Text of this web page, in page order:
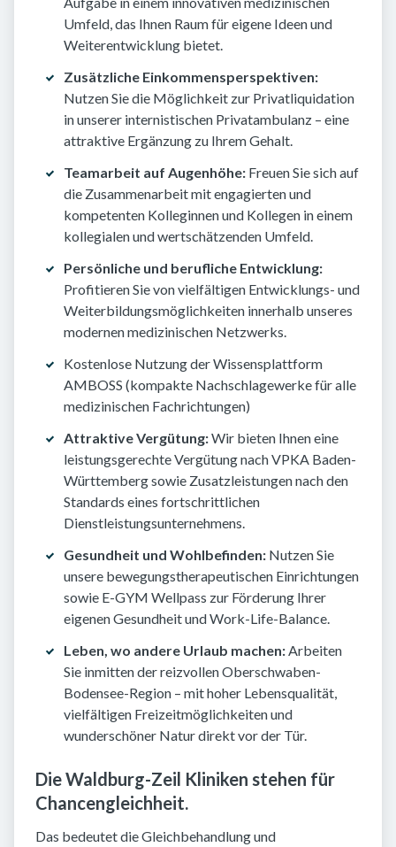
Umfeld, das Ihnen Raum für eigene Ideen und
Weiterentwicklung bietet.
Zusätzliche Einkommensperspektiven:
Nutzen Sie die Möglichkeit zur Privatliquidation
in unserer internistischen Privatambulanz – eine
attraktive Ergänzung zu Ihrem Gehalt.
Teamarbeit auf Augenhöhe: Freuen Sie sich auf
die Zusammenarbeit mit engagierten und
kompetenten Kolleginnen und Kollegen in einem
kollegialen und wertschätzenden Umfeld.
Persönliche und berufliche Entwicklung:
Profitieren Sie von vielfältigen Entwicklungs- und
Weiterbildungsmöglichkeiten innerhalb unseres
modernen medizinischen Netzwerks.
Kostenlose Nutzung der Wissensplattform
AMBOSS (kompakte Nachschlagewerke für alle
medizinischen Fachrichtungen)
Attraktive Vergütung:Wir bieten Ihnen eine
leistungsgerechte Vergütung nach VPKA Baden-
Württemberg sowie Zusatzleistungen nach den
Standards eines fortschrittlichen
Dienstleistungsunternehmens.
Gesundheit und Wohlbefinden: Nutzen Sie
unsere bewegungstherapeutischen Einrichtungen
sowie E-GYM Wellpass zur Förderung Ihrer
eigenen Gesundheit und Work-Life-Balance.
Leben, wo andere Urlaub machen:Arbeiten
Sie inmitten der reizvollen Oberschwaben-
Bodensee-Region – mit hoher Lebensqualität,
vielfältigen Freizeitmöglichkeiten und
wunderschöner Natur direkt vor der Tür.
Die Waldburg-Zeil Kliniken stehen für
Chancengleichheit.
Das bedeutet die Gleichbehandlung und